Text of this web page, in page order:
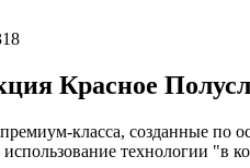
Красное
класса, созданные по
технологии "в